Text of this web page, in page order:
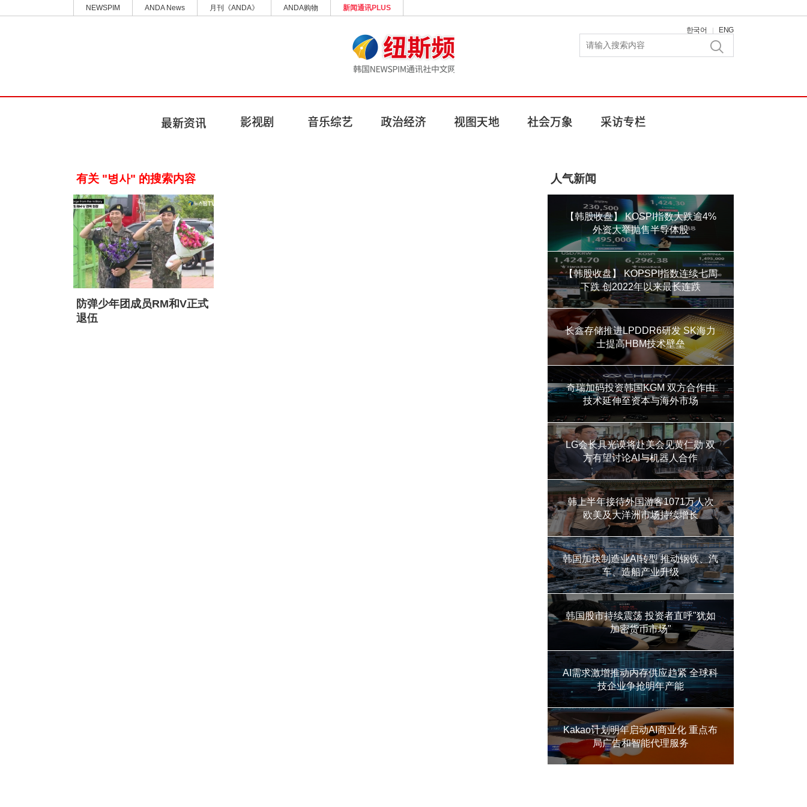
NEWSPIM ANDA News 月刊《ANDA》 ANDA购物 新闻通讯PLUS
한국어 | ENG
有关 "병사" 的搜索内容
防弹少年团成员RM和V正式
退伍
人气新闻
【韩股收盘】 KOSPI指数大跌逾4%
外资大举抛售半导体股
【韩股收盘】 KOPSPI指数连续七周
下跌 创2022年以来最长连跌
长鑫存储推进LPDDR6研发 SK海力
士提高HBM技术壁垒
奇瑞加码投资韩国KGM 双方合作由
技术延伸至资本与海外市场
LG会长具光谟将赴美会见黄仁勋 双
方有望讨论AI与机器人合作
韩上半年接待外国游客1071万人次
欧美及大洋洲市场持续增长
韩国加快制造业AI转型 推动钢铁、汽
车、造船产业升级
韩国股市持续震荡 投资者直呼"犹如
加密货币市场"
AI需求激增推动内存供应趋紧 全球科
技企业争抢明年产能
Kakao计划明年启动AI商业化 重点布
局广告和智能代理服务